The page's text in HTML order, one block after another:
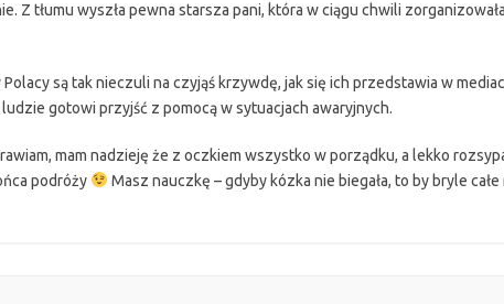
Z tłumu wyszła pewna starsza pani, która w ciągu chwili
są tak nieczuli na czyjąś krzywdę, jak się ich przedstawia w
gotowi przyjść z pomocą w sytuacjach awaryjnych.
mam nadzieję że z oczkiem wszystko w porządku, a lekko
podróży
Masz nauczkę – gdyby kózka nie biegała, to by bryle całe